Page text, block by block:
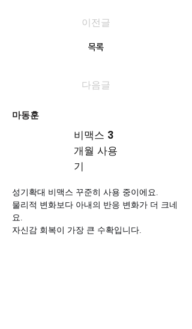
이전글
목록
다음글
마동훈
비맥스 3
개월 사용
기
성기확대 비맥스 꾸준히 사용 중이에요.
물리적 변화보다 아내의 반응 변화가 더 크네
요.
자신감 회복이 가장 큰 수확입니다.